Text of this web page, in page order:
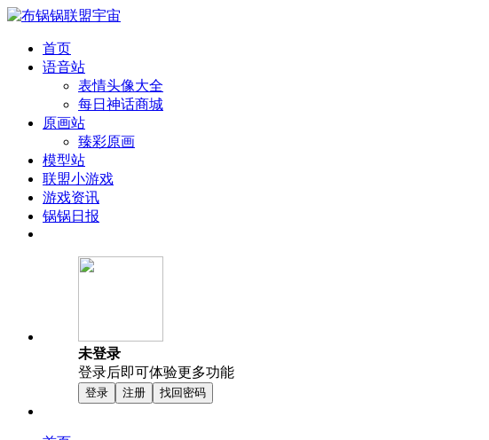
首页
语音站
表情头像大全
每日神话商城
原画站
臻彩原画
模型站
联盟小游戏
游戏资讯
锅锅日报
未登录
登录后即可体验更多功能
登录 注册 找回密码